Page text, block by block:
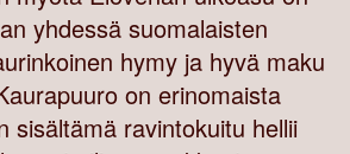
yhdessä suomalaisten
hymy ja hyvä maku
on erinomaista
sisältämä ravintokuitu hellii